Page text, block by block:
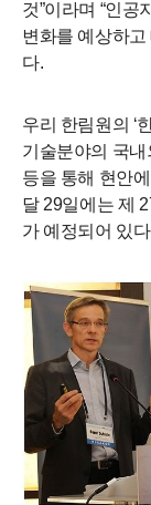
것”이라며 “인공
변화를 예상하
다.
우리 한림원의 ‘
기술분야의 국
등을 통해 현안
달 29일에는 제
가 예정되어 있다